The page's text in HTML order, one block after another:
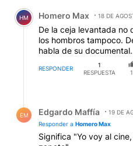
Comentario de Homero Max.
HM Homero Max 18 DE
De la ceja levantada no
los hombros tampoco.
habla de su
RESPONDER
1
RESPUESTA
1
EM Edgardo Maffía
19 DE
Responder a Homero Max
Significa "Yo voy al